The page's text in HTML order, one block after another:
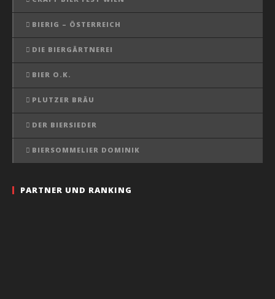
BIERIG – ÖSTERREICH
DIE BIERGÄRTNEREI
BIER O.K.
PLUTZER BRÄU
DER BIERSIEDER
BIERSOMMELIER DOMINIK
PARTNER UND RANKING